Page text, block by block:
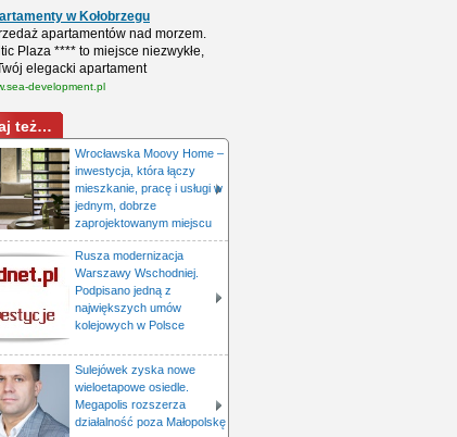
w Kołobrzegu
apartamentów nad morzem.
Plaza **** to miejsce niezwykłe,
elegacki apartament
development.pl
też…
Wrocławska Moovy Home –
inwestycja, która łączy
mieszkanie, pracę i usługi w
jednym, dobrze
zaprojektowanym miejscu
Rusza modernizacja
Warszawy Wschodniej.
Podpisano jedną z
największych umów
kolejowych w Polsce
Sulejówek zyska nowe
wieloetapowe osiedle.
Megapolis rozszerza
działalność poza Małopolskę